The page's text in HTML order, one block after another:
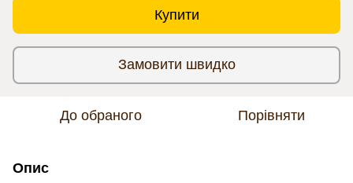
Купити
Замовити швидко
До обраного Порівняти
Опис